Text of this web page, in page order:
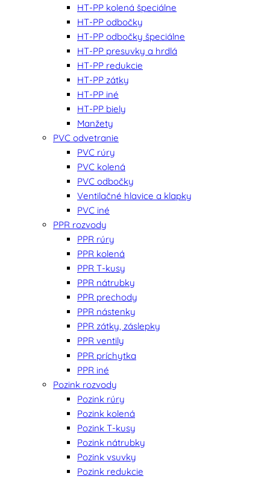
HT-PP kolená špeciálne
HT-PP odbočky
HT-PP odbočky špeciálne
HT-PP presuvky a hrdlá
HT-PP redukcie
HT-PP zátky
HT-PP iné
HT-PP biely
Manžety
PVC odvetranie
PVC rúry
PVC kolená
PVC odbočky
Ventilačné hlavice a klapky
PVC iné
PPR rozvody
PPR rúry
PPR kolená
PPR T-kusy
PPR nátrubky
PPR prechody
PPR nástenky
PPR zátky, záslepky
PPR ventily
PPR príchytka
PPR iné
Pozink rozvody
Pozink rúry
Pozink kolená
Pozink T-kusy
Pozink nátrubky
Pozink vsuvky
Pozink redukcie